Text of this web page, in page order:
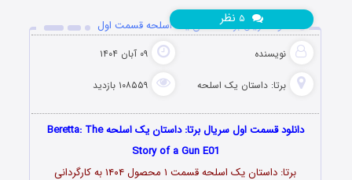
دانلود سریال برتا: داستان یک اسلحه قسمت اول
نویسنده ۰۹ آبان ۱۴۰۴
برتا: داستان یک اسلحه ۱۰۸۵۵۹ بازدید
نظر
دانلود قسمت اول سریال برتا: داستان یک اسلحه ‌Beretta: The
Story of a Gun E01
برتا: داستان یک اسلحه قسمت ۱ محصول ۱۴۰۴ به کارگردانی